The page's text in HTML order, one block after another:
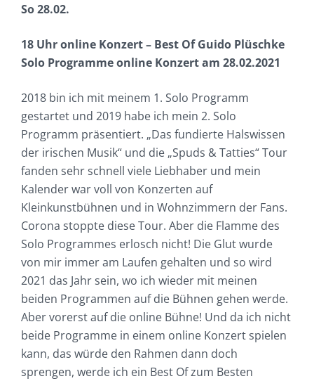
So 28.02.
18 Uhr online Konzert – Best Of Guido Plüschke
Solo Programme online Konzert am 28.02.2021
2018 bin ich mit meinem 1. Solo Programm
gestartet und 2019 habe ich mein 2. Solo
Programm präsentiert. „Das fundierte Halswissen
der irischen Musik“ und die „Spuds & Tatties“ Tour
fanden sehr schnell viele Liebhaber und mein
Kalender war voll von Konzerten auf
Kleinkunstbühnen und in Wohnzimmern der Fans.
Corona stoppte diese Tour. Aber die Flamme des
Solo Programmes erlosch nicht! Die Glut wurde
von mir immer am Laufen gehalten und so wird
2021 das Jahr sein, wo ich wieder mit meinen
beiden Programmen auf die Bühnen gehen werde.
Aber vorerst auf die online Bühne! Und da ich nicht
beide Programme in einem online Konzert spielen
kann, das würde den Rahmen dann doch
sprengen, werde ich ein Best Of zum Besten